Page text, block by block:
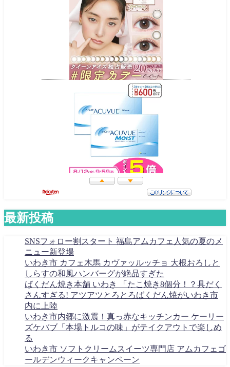
最新投稿
SNSフォロー割スタート 福島アムカフェ人気の夏のメ
ニュー新登場
いわき市 カフェ木馬 カヴァッルッチョ 大根おろしと
しらすの和風ハンバーグが絶品すぎた
ばくだん焼き本舗 いわき 「たこ焼き8個分！？具だく
さんすぎる! アツアツとろとろばくだん焼がいわき市
内に上陸
いわき市内郷に激震！真っ赤なキッチンカー ケーリー
ズケバブ「本場トルコの味」がテイクアウトで楽しめ
る
いわき市 ソフトクリームスイーツ専門店 アムカフェゴ
ールデンウィークキャンペーン